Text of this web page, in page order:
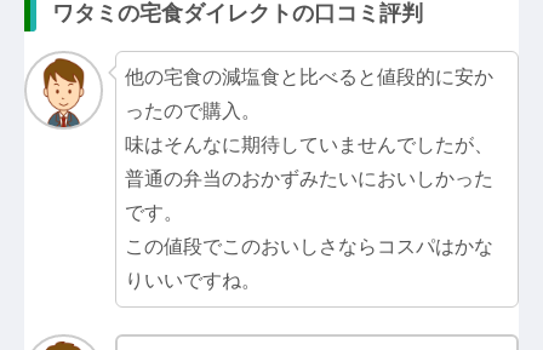
ワタミの宅食ダイレクトの口コミ評判
他の宅食の減塩食と比べると値段的に安か
ったので購入。
味はそんなに期待していませんでしたが、
普通の弁当のおかずみたいにおいしかった
です。
この値段でこのおいしさならコスパはかな
りいいですね。